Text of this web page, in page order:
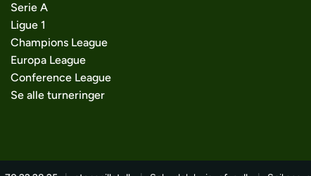
Serie A
Ligue 1
Champions League
Europa League
Conference League
Se alle turneringer